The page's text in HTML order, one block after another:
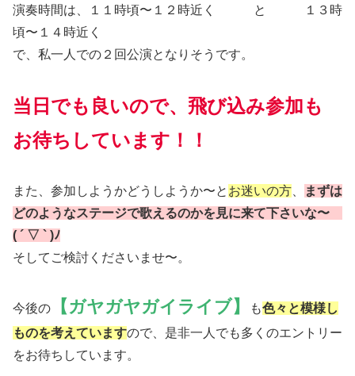
演奏時間は、１１時頃〜１２時近く と １３時
頃〜１４時近く
で、私一人での２回公演となりそうです。
当日でも良いので、飛び込み参加も
お待ちしています！！
また、参加しようかどうしようか〜と お迷いの方
まずは
どのようなステージで歌えるのかを見に来て下さいな〜
( ´ ▽ ` )ﾉ
そしてご検討くださいませ〜。
今後の 【ガヤガヤガイライブ】 も色々と模様し
ものを考えていますので、是非一人でも多くのエントリー
をお待ちしています。